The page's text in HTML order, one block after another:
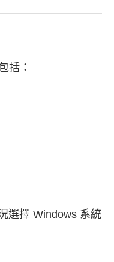
括：
選擇 Windows 系統